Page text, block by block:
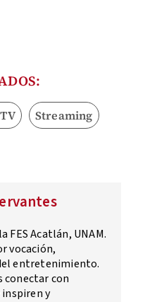
Streaming
FES Acatlán, UNAM.
vocación,
entretenimiento.
conectar con
y